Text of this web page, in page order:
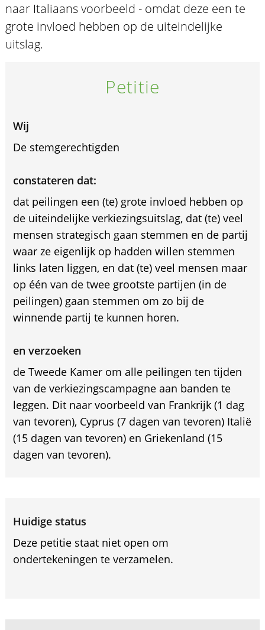
naar Italiaans voorbeeld - omdat deze een te
grote invloed hebben op de uiteindelijke
uitslag.
Petitie
Wij
De stemgerechtigden
constateren dat:
dat peilingen een (te) grote invloed hebben op
de uiteindelijke verkiezingsuitslag, dat (te) veel
mensen strategisch gaan stemmen en de partij
waar ze eigenlijk op hadden willen stemmen
links laten liggen, en dat (te) veel mensen maar
op één van de twee grootste partijen (in de
peilingen) gaan stemmen om zo bij de
winnende partij te kunnen horen.
en verzoeken
de Tweede Kamer om alle peilingen ten tijden
van de verkiezingscampagne aan banden te
leggen. Dit naar voorbeeld van Frankrijk (1 dag
van tevoren), Cyprus (7 dagen van tevoren) Italië
(15 dagen van tevoren) en Griekenland (15
dagen van tevoren).
Huidige status
Deze petitie staat niet open om
ondertekeningen te verzamelen.